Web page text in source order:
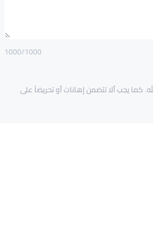
1000/1000
كما يجب ألا تتضمن إهانات أو تحريضاً على